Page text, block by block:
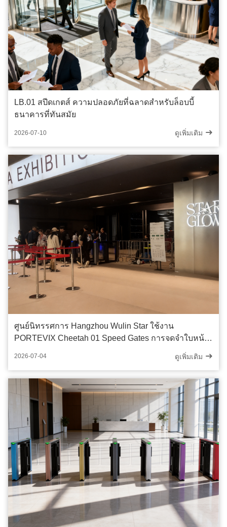
LB.01 สปีดเกตส์ ความปลอดภัยที่ฉลาดสําหรับล็อบบี้
ธนาคารที่ทันสมัย
2026-07-10 ดูเพิ่มเติม
ศูนย์นิทรรศการ Hangzhou Wulin Star ใช้งาน
PORTEVIX Cheetah 01 Speed ​​Gates การจดจำใบหน้า
2026-07-04 ดูเพิ่มเติม